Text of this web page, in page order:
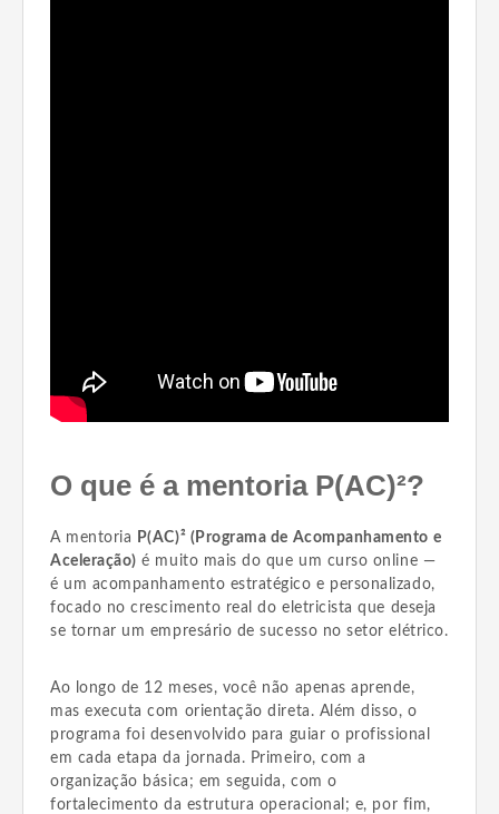
O que é a mentoria P(AC)²?
A mentoria
P(AC)² (Programa de Acompanhamento e
Aceleração) é muito mais do que um curso online —
é um acompanhamento estratégico e personalizado,
focado no crescimento real do eletricista que deseja
se tornar um empresário de sucesso no setor elétrico.
Ao longo de 12 meses, você não apenas aprende,
mas executa com orientação direta. Além disso, o
programa foi desenvolvido para guiar o profissional
em cada etapa da jornada. Primeiro, com a
organização básica; em seguida, com o
fortalecimento da estrutura operacional; e, por fim,